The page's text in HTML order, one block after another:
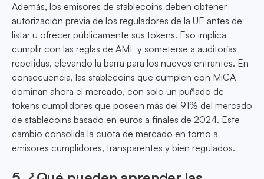
Además, los emisores de stablecoins deben obtener
autorización previa de los reguladores de la UE antes de
listar u ofrecer públicamente sus tokens. Eso implica
cumplir con las reglas de AML y someterse a auditorías
repetidas, elevando la barra para los nuevos entrantes. En
consecuencia, las stablecoins que cumplen con MiCA
dominan ahora el mercado, con solo un puñado de
tokens cumplidores que poseen más del 91% del mercado
de stablecoins basado en euros a finales de 2024. Este
cambio consolida la cuota de mercado en torno a
emisores cumplidores, transparentes y bien regulados.